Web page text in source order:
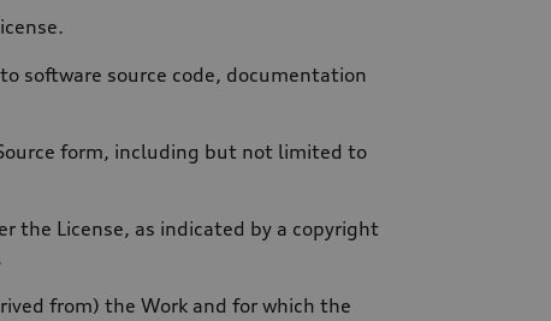
software source code, documentation
form, including but not limited to
the License, as indicated by a copyright
from) the Work and for which the